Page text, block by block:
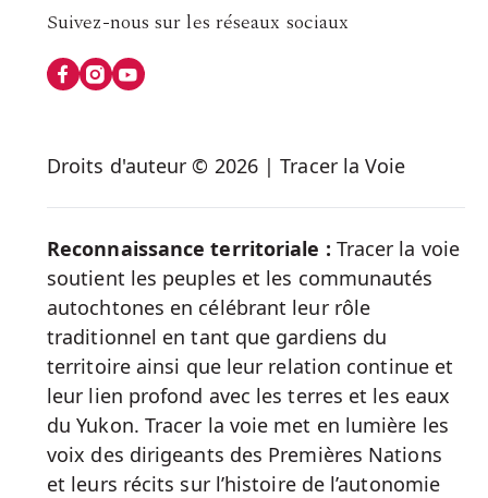
Follow
us
Social
Media
Suivez-nous sur les réseaux sociaux
Droits d'auteur © 2026 | Tracer la Voie
Reconnaissance territoriale : Tracer la voie
soutient les peuples et les communautés
autochtones en célébrant leur rôle
traditionnel en tant que gardiens du
territoire ainsi que leur relation continue et
leur lien profond avec les terres et les eaux
du Yukon. Tracer la voie met en lumière les
voix des dirigeants des Premières Nations
et leurs récits sur l’histoire de l’autonomie